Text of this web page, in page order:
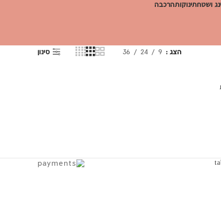
ושטחתינוקותהרכבה
הצג 9
24
36 סינון